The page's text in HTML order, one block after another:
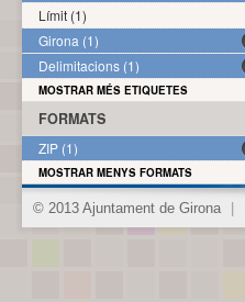
Límit (1)
Girona (1)
Delimitacions (1)
MOSTRAR MÉS ETIQUETES
FORMATS
ZIP (1)
MOSTRAR MENYS FORMATS
© 2013 Ajuntament de Girona